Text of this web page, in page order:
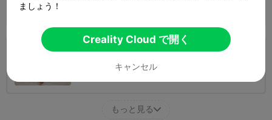
0.2mm layer, 5 walls, 15% infill
04h 27m 
もっと見る
ましょう！
Creality Cloud で開く
キャンセル